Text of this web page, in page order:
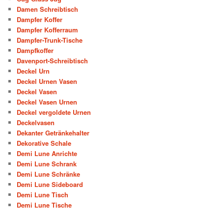
Damen Schreibtisch
Dampfer Koffer
Dampfer Kofferraum
Dampfer-Trunk-Tische
Dampfkoffer
Davenport-Schreibtisch
Deckel Urn
Deckel Urnen Vasen
Deckel Vasen
Deckel Vasen Urnen
Deckel vergoldete Urnen
Deckelvasen
Dekanter Getränkehalter
Dekorative Schale
Demi Lune Anrichte
Demi Lune Schrank
Demi Lune Schränke
Demi Lune Sideboard
Demi Lune Tisch
Demi Lune Tische